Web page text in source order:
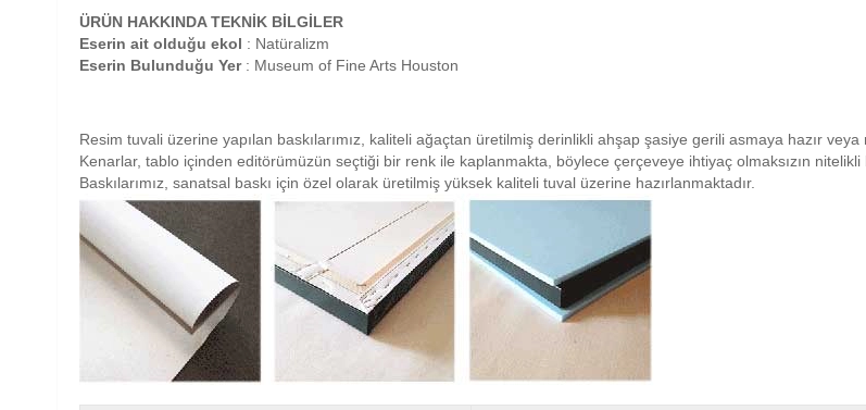
ÜRÜN HAKKINDA TEKNİK BİLGİLER
Eserin ait olduğu ekol : Natüralizm
Eserin Bulunduğu Yer: Museum of Fine Arts Houston
Resim tuvali üzerine yapılan baskılarımız, kaliteli ağaçtan üretilmiş derinlikli ahşap şasiye gerili asmaya hazır veya
Kenarlar, tablo içinden editörümüzün seçtiği bir renk ile kaplanmakta, böylece çerçeveye ihtiyaç olmaksızın nitelikli
Baskılarımız, sanatsal baskı için özel olarak üretilmiş yüksek kaliteli tuval üzerine hazırlanmaktadır.